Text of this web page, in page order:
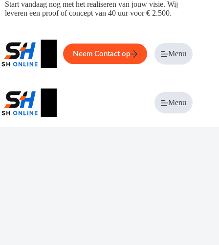
Ga
naar
Start vandaag nog met het realiseren van jouw visie. Wij
leveren een proof of concept van 40 uur voor € 2.500.
Home Service Over ons
Neem Contact op Menu
Menu